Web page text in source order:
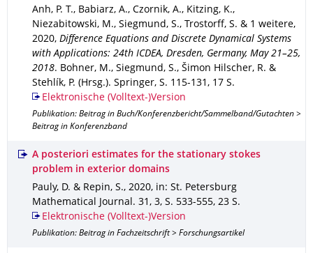
Anh, P. T., Babiarz, A., Czornik, A., Kitzing, K.,
Niezabitowski, M., Siegmund, S., Trostorff, S. & 1 weitere,
2020, Difference Equations and Discrete Dynamical Systems
with Applications: 24th ICDEA, Dresden, Germany, May 21–25,
2018. Bohner, M., Siegmund, S., Šimon Hilscher, R. &
Stehlík, P. (Hrsg.). Springer, S. 115-131 , 17 S.
Elektronische (Volltext-)Version
Publikation: Beitrag in Buch/Konferenzbericht/Sammelband/Gutachten >
Beitrag in Konferenzband
A posteriori estimates for the stationary stokes
problem in exterior domains
Pauly, D. & Repin, S., 2020, in: St. Petersburg
Mathematical Journal . 31 , 3, S. 533-555, 23 S.
Elektronische (Volltext-)Version
Publikation: Beitrag in Fachzeitschrift > Forschungsartikel